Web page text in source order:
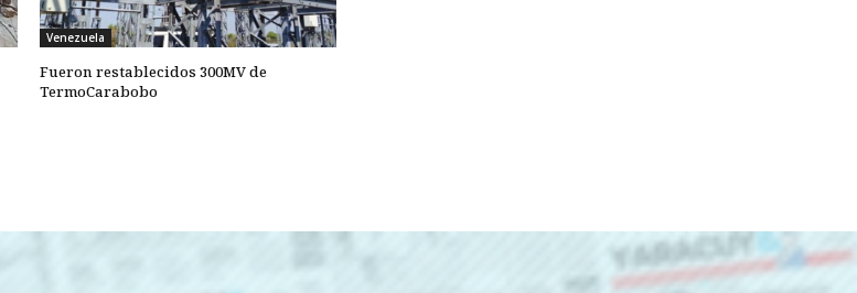
Venezuela
Fueron restablecidos 300MV de
TermoCarabobo